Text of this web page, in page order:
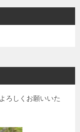
ろしくお願いいた